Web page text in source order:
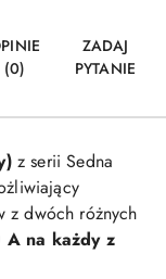
(0)
ZADAJ
PYTANIE
z serii Sedna
z dwóch różnych
A na każdy z